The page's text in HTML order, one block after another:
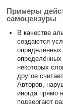
Примеры
самоцензуры
В качестве
создаются
определённых
некоторых
другое
Авторов,
иногда прямо
подвергают